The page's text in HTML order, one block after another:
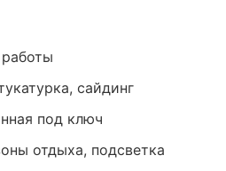
сайдинг
под ключ
отдыха, подсветка